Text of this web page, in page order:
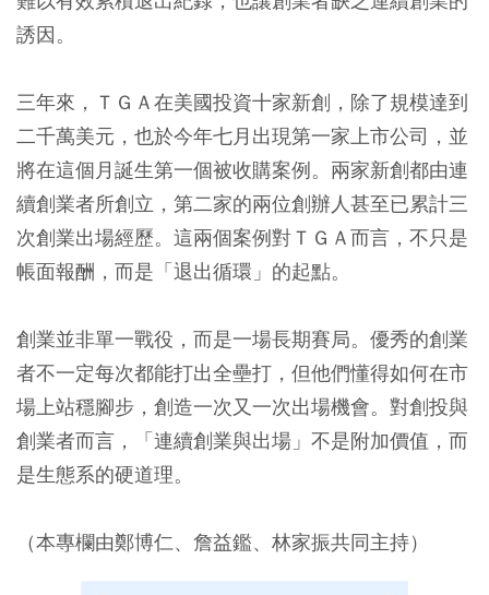
誘因。
三年來，ＴＧＡ在美國投資十家新創，除了規模達到
二千萬美元，也於今年七月出現第一家上市公司，並
將在這個月誕生第一個被收購案例。兩家新創都由連
續創業者所創立，第二家的兩位創辦人甚至已累計三
次創業出場經歷。這兩個案例對ＴＧＡ而言，不只是
帳面報酬，而是「退出循環」的起點。
創業並非單一戰役，而是一場長期賽局。優秀的創業
者不一定每次都能打出全壘打，但他們懂得如何在市
場上站穩腳步，創造一次又一次出場機會。對創投與
創業者而言，「連續創業與出場」不是附加價值，而
是生態系的硬道理。
（本專欄由鄭博仁、詹益鑑、林家振共同主持）